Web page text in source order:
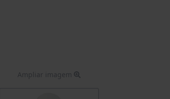
Ampliar imagem